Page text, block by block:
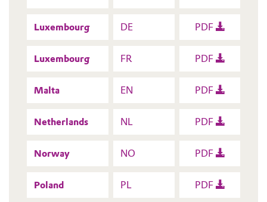
Luxembourg DE PDF
Luxembourg FR PDF
Malta EN PDF
Netherlands NL PDF
Norway NO PDF
Poland PL PDF